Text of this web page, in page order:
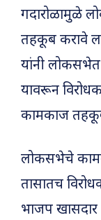
गदारोळामुळे
तहकूब करावे
यांनी
यावरून
कामकाज
लोकसभेचे
तासातच
भाजप खासदार